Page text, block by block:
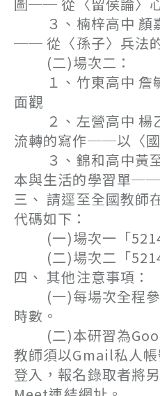
３、楠梓高中 顏
── 從〈孫子〉兵法
(二)場次二：
１、竹東高中 詹
面觀
２、左營高中 楊
流轉的寫作──以〈
３、錦和高中黃至
本與生活的學習單
三、 請逕至全國教師
代碼如下：
(一)場次一「
(二)場次二「
四、 其他注意事項：
(一)每場次全程參
時數。
(二)本研習為
教師須以Gmail私人
登入，報名錄取者將